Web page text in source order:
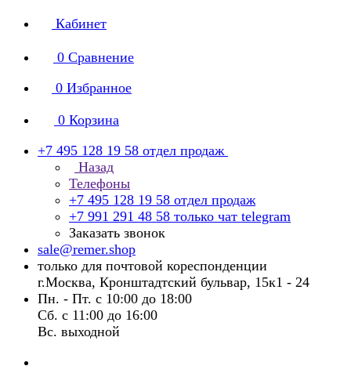
Кабинет
0 Сравнение
0 Избранное
0 Корзина
+7 495 128 19 58 отдел продаж
Назад
Телефоны
+7 495 128 19 58 отдел продаж
+7 991 291 48 58 только чат telegram
Заказать звонок
sale@remer.shop
только для почтовой кореспонденции
г.Москва, Кронштадтский бульвар, 15к1 - 24
Пн. - Пт. с 10:00 до 18:00
Сб. с 11:00 до 16:00
Вс. выходной